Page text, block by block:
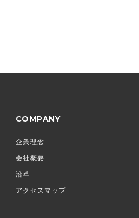
COMPANY
企業理念
会社概要
沿革
アクセスマップ